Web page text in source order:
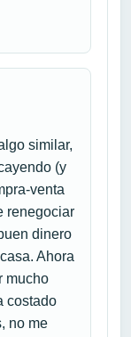
similar,
(y
venta
renegociar
dinero
Ahora
mucho
costado
no me